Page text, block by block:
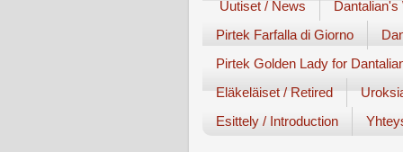
Uutiset / News
Dantalian's
Pirtek Farfalla di Giorno
Pirtek Golden Lady for
Eläkeläiset / Retired
Esittely / Introduction